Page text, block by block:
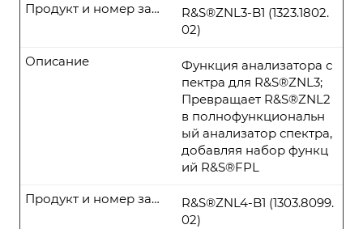
R&S®ZNL3-B1 (1323.1802.
02)
Продукт и номер заказа
Функция анализатора с
пектра для R&S®ZNL3;
Превращает R&S®ZNL2
в полнофункциональн
ый анализатор спектра,
добавляя набор функц
ий R&S®FPL
Описание
R&S®ZNL4-B1 (1303.8099.
02)
Продукт и номер заказа